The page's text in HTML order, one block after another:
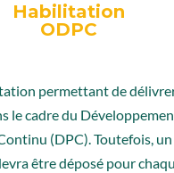
Habilitation
ODPC
permettant de
le cadre du
(DPC). Toutefois,
être déposé pour